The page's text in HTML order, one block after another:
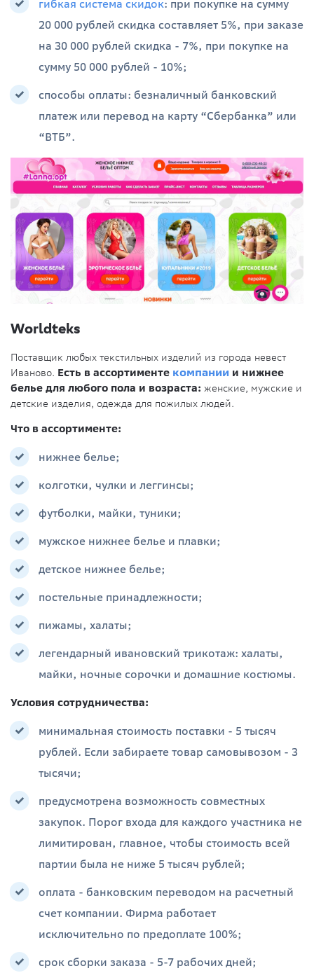
гибкая система скидок: при покупке на сумму
20 000 рублей скидка составляет 5%, при заказе
на 30 000 рублей скидка - 7%, при покупке на
сумму 50 000 рублей - 10%;
способы оплаты: безналичный банковский
платеж или перевод на карту “Сбербанка” или
“ВТБ”.
Worldteks
Поставщик любых текстильных изделий из города невест
Иваново. Есть в ассортименте компании и нижнее
белье для любого пола и возраста: женские, мужские и
детские изделия, одежда для пожилых людей.
Что в ассортименте:
нижнее белье;
колготки, чулки и леггинсы;
футболки, майки, туники;
мужское нижнее белье и плавки;
детское нижнее белье;
постельные принадлежности;
пижамы, халаты;
легендарный ивановский трикотаж: халаты,
майки, ночные сорочки и домашние костюмы.
Условия сотрудничества:
минимальная стоимость поставки - 5 тысяч
рублей. Если забираете товар самовывозом - 3
тысячи;
предусмотрена возможность совместных
закупок. Порог входа для каждого участника не
лимитирован, главное, чтобы стоимость всей
партии была не ниже 5 тысяч рублей;
оплата - банковским переводом на расчетный
счет компании. Фирма работает
исключительно по предоплате 100%;
срок сборки заказа - 5-7 рабочих дней;